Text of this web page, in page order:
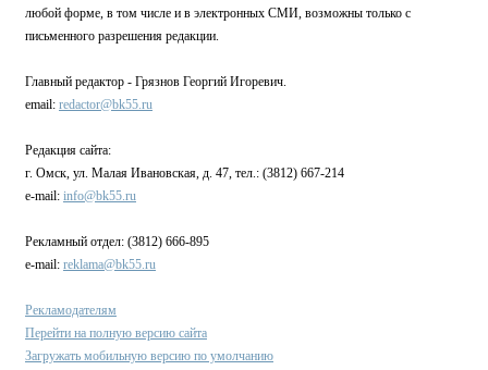
любой форме, в том числе и в электронных СМИ, возможны только с
письменного разрешения редакции.
Главный редактор - Грязнов Георгий Игоревич.
email: redactor@bk55.ru
Редакция сайта:
г. Омск, ул. Малая Ивановская, д. 47, тел.: (3812) 667-214
e-mail: info@bk55.ru
Рекламный отдел: (3812) 666-895
e-mail: reklama@bk55.ru
Рекламодателям
Перейти на полную версию сайта
Загружать мобильную версию по умолчанию